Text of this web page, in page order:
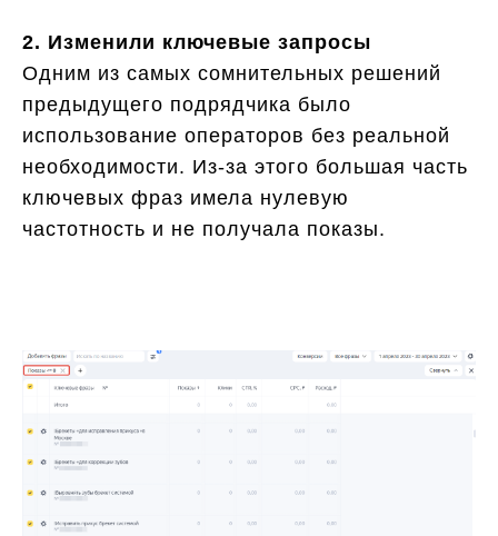
2. Изменили ключевые запросы
Одним из самых сомнительных решений
предыдущего подрядчика было
использование операторов без реальной
необходимости. Из-за этого большая часть
ключевых фраз имела нулевую
частотность и не получала показы.